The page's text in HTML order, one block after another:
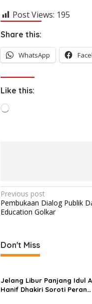
Post Views: 195
Share this:
WhatsApp
Like this:
…
P
o
t
n
v
i
Previous post
Pembukaan Dialog Publik
Education Golkar
Don't Miss
Jelang Libur Panjang Idul
Hanif Dhakiri Soroti Peran